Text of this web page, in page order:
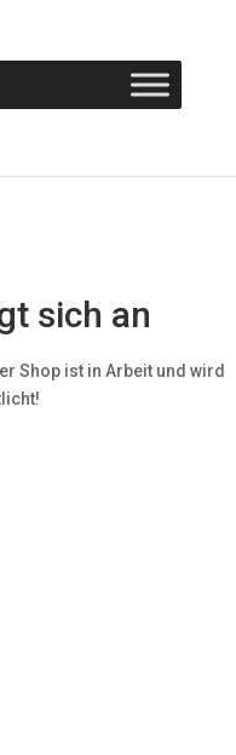
sich an
Shop ist in Arbeit und wird